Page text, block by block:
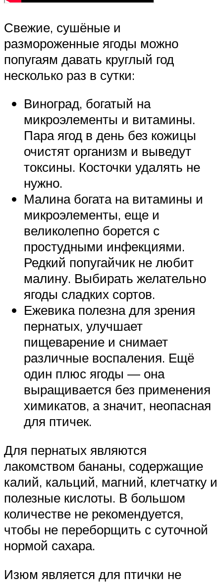
Свежие, сушёные и
размороженные ягоды можно
попугаям давать круглый год
несколько раз в сутки:
Виноград, богатый на
микроэлементы и витамины.
Пара ягод в день без кожицы
очистят организм и выведут
токсины. Косточки удалять не
нужно.
Малина богата на витамины и
микроэлементы, еще и
великолепно борется с
простудными инфекциями.
Редкий попугайчик не любит
малину. Выбирать желательно
ягоды сладких сортов.
Ежевика полезна для зрения
пернатых, улучшает
пищеварение и снимает
различные воспаления. Ещё
один плюс ягоды — она
выращивается без применения
химикатов, а значит, неопасная
для птичек.
Для пернатых являются
лакомством бананы, содержащие
калий, кальций, магний, клетчатку и
полезные кислоты. В большом
количестве не рекомендуется,
чтобы не переборщить с суточной
нормой сахара.
Изюм является для птички не